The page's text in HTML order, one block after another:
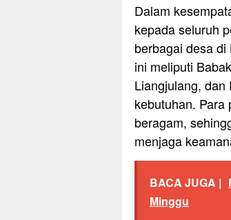
Dalam
kepada seluruh
berbagai desa
ini meliputi
Liangjulang,
kebutuhan. Para
beragam,
menjaga
BACA JUGA |
Minggu